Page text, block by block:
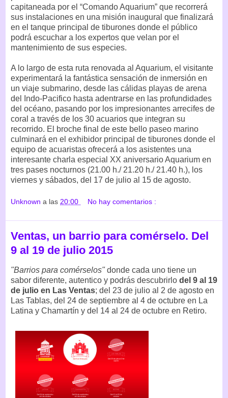
capitaneada por el “Comando Aquarium” que recorrerá
sus instalaciones en una misión inaugural que finalizará
en el tanque principal de tiburones donde el público
podrá escuchar a los expertos que velan por el
mantenimiento de sus especies.
A lo largo de esta ruta renovada al Aquarium, el visitante
experimentará la fantástica sensación de inmersión en
un viaje submarino, desde las cálidas playas de arena
del Indo-Pacifico hasta adentrarse en las profundidades
del océano, pasando por los impresionantes arrecifes de
coral a través de los 30 acuarios que integran su
recorrido. El broche final de este bello paseo marino
culminará en el exhibidor principal de tiburones donde el
equipo de acuaristas ofrecerá a los asistentes una
interesante charla especial XX aniversario Aquarium en
tres pases nocturnos (21.00 h./ 21.20 h./ 21.40 h.), los
viernes y sábados, del 17 de julio al 15 de agosto.
Unknown a las 20:00 No hay comentarios :
Ventas, un barrio para comérselo. Del
9 al 19 de julio 2015
"Barrios para comérselos"donde cada uno tiene un
sabor diferente, autentico y podrás descubrirlo del 9 al 19
de julio en Las Ventas; del 23 de julio al 2 de agosto en
Las Tablas, del 24 de septiembre al 4 de octubre en La
Latina y Chamartín y del 14 al 24 de octubre en Retiro.